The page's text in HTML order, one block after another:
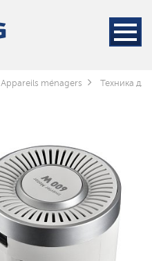
Appareils ménagers Техника